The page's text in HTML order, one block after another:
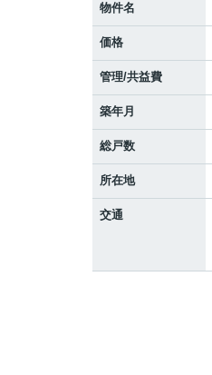
物件名
価格
管理/共益費
築年月
総戸数
所在地
交通